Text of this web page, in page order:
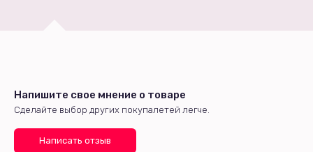
Напишите свое мнение о товаре
Сделайте выбор других покупалетей легче.
Написать отзыв